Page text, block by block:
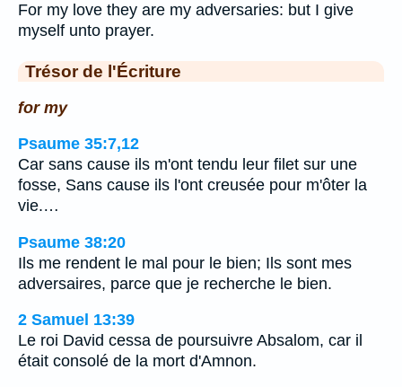
For my love they are my adversaries: but I give
myself unto prayer.
Trésor de l'Écriture
for my
Psaume 35:7,12
Car sans cause ils m'ont tendu leur filet sur une
fosse, Sans cause ils l'ont creusée pour m'ôter la
vie.…
Psaume 38:20
Ils me rendent le mal pour le bien; Ils sont mes
adversaires, parce que je recherche le bien.
2 Samuel 13:39
Le roi David cessa de poursuivre Absalom, car il
était consolé de la mort d'Amnon.